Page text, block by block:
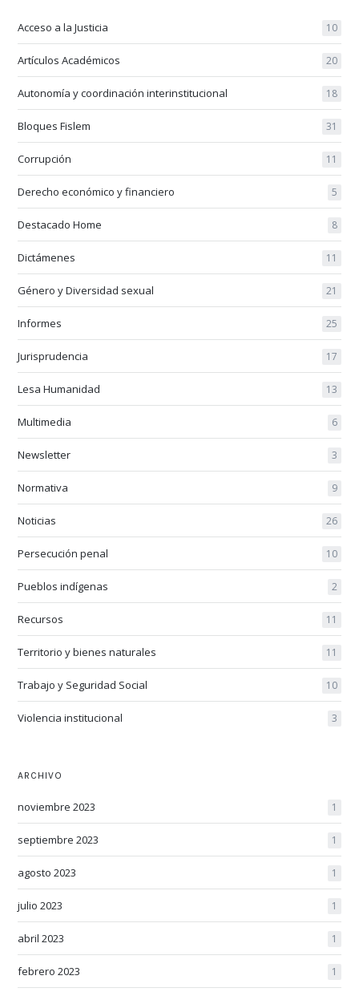
Acceso a la Justicia 10
Artículos Académicos 20
Autonomía y coordinación interinstitucional 18
Bloques Fislem 31
Corrupción 11
Derecho económico y financiero 5
Destacado Home 8
Dictámenes 11
Género y Diversidad sexual 21
Informes 25
Jurisprudencia 17
Lesa Humanidad 13
Multimedia 6
Newsletter 3
Normativa 9
Noticias 26
Persecución penal 10
Pueblos indígenas 2
Recursos 11
Territorio y bienes naturales 11
Trabajo y Seguridad Social 10
Violencia institucional 3
ARCHIVO
noviembre 2023 1
septiembre 2023 1
agosto 2023 1
julio 2023 1
abril 2023 1
febrero 2023 1